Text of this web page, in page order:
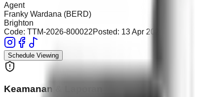
Agent
Franky Wardana (BERD)
Brighton
Code: TTM-2026-800022Posted: 13 Apr 2026
Schedule Viewing
Keamanan & Laporan